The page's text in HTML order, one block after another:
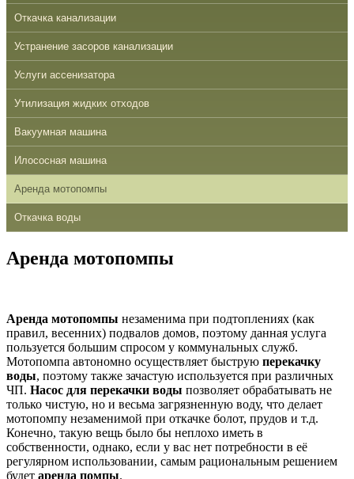
Откачка канализации
Устранение засоров канализации
Услуги ассенизатора
Утилизация жидких отходов
Вакуумная машина
Илососная машина
Аренда мотопомпы
Откачка воды
Аренда мотопомпы
Аренда мотопомпы незаменима при подтоплениях (как
правил, весенних) подвалов домов, поэтому данная услуга
пользуется большим спросом у коммунальных служб.
Мотопомпа автономно осуществляет быструю перекачку
воды, поэтому также зачастую используется при различных
ЧП. Насос для перекачки воды позволяет обрабатывать не
только чистую, но и весьма загрязненную воду, что делает
мотопомпу незаменимой при откачке болот, прудов и т.д.
Конечно, такую вещь было бы неплохо иметь в
собственности, однако, если у вас нет потребности в её
регулярном использовании, самым рациональным решением
будет аренда помпы.